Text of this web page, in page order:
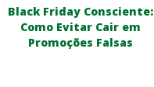
Black Friday Consciente:
Como Evitar Cair em
Promoções Falsas